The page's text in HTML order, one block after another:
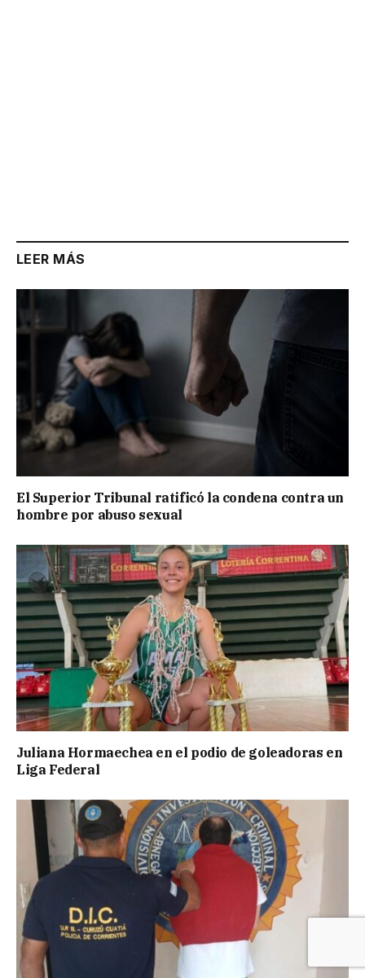
LEER MÁS
El Superior Tribunal ratificó la condena contra un
hombre por abuso sexual
Juliana Hormaechea en el podio de goleadoras en
Liga Federal